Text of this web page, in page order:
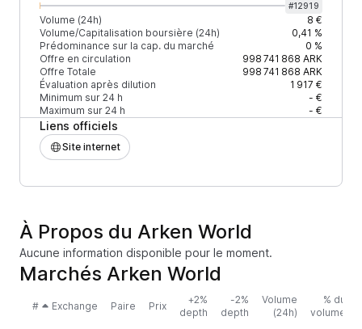
#12919
Volume (24h)
8 €
Volume/Capitalisation boursière (24h)
0,41 %
Prédominance sur la cap. du marché
0 %
Offre en circulation
998 741 868 ARK
Offre Totale
998 741 868 ARK
Évaluation après dilution
1 917 €
Minimum sur 24 h
- €
Maximum sur 24 h
- €
Liens officiels
Site internet
À Propos du Arken World
Aucune information disponible pour le moment.
Marchés Arken World
# Exchange Paire Prix
+2%
depth
-2%
depth
Volume
(24h)
% du
volume